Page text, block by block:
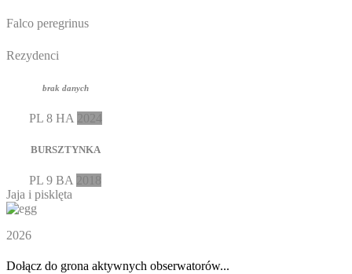
Falco peregrinus
Rezydenci
brak danych
PL 8 HA 2024
BURSZTYNKA
PL 9 BA
2018
Jaja i pisklęta
2026
Dołącz do grona aktywnych obserwatorów...